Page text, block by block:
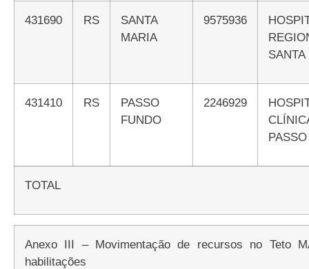
431690 RS
SANTA
MARIA
9575936
HOSPITAL
431410 RS
PASSO
FUNDO
2246929
HOSPITAL DE
TOTAL
Anexo III – Movimentação de recursos no Teto MAC de acordo com a redistribuição das
habilitações